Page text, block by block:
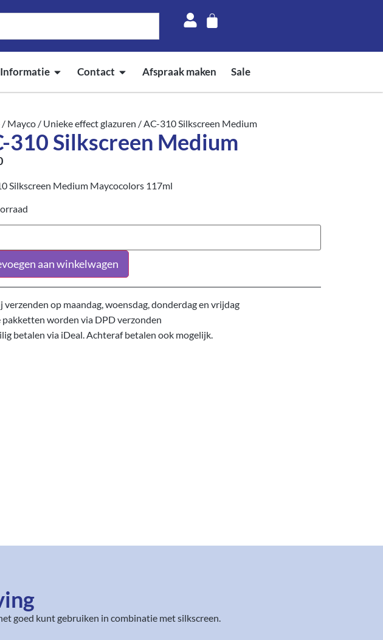
Informatie Contact Afspraak maken Sale
/ Mayco / Unieke effect glazuren / AC-310 Silkscreen Medium
310 Silkscreen Medium
Silkscreen Medium Maycocolors 117ml
aan winkelwagen
verzenden op maandag, woensdag, donderdag en vrijdag
pakketten worden via DPD verzonden
betalen via iDeal. Achteraf betalen ook mogelijk.
goed kunt gebruiken in combinatie met silkscreen.